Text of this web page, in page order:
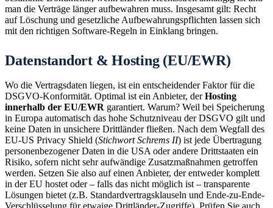
man die Verträge länger aufbewahren muss. Insgesamt gilt: Recht
auf Löschung und gesetzliche Aufbewahrungspflichten lassen sich
mit den richtigen Software-Regeln in Einklang bringen.
Datenstandort & Hosting (EU/EWR)
Wo die Vertragsdaten liegen, ist ein entscheidender Faktor für die
DSGVO-Konformität. Optimal ist ein Anbieter, derHosting
innerhalb der EU/EWR garantiert. Warum? Weil bei Speicherung
in Europa automatisch das hohe Schutzniveau der DSGVO gilt und
keine Daten in unsichere Drittländer fließen. Nach dem Wegfall des
EU-US Privacy Shield (Stichwort Schrems II) ist jede Übertragung
personenbezogener Daten in die USA oder andere Drittstaaten ein
Risiko, sofern nicht sehr aufwändige Zusatzmaßnahmen getroffen
werden. Setzen Sie also auf einen Anbieter, der entweder komplett
in der EU hostet oder – falls das nicht möglich ist – transparente
Lösungen bietet (z.B. Standardvertragsklauseln und Ende-zu-Ende-